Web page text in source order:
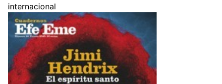
internacional